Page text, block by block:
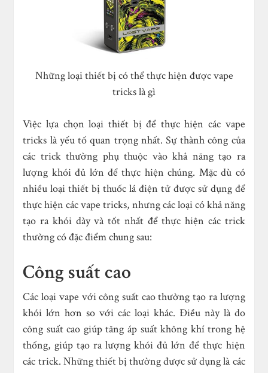
Những loại thiết bị có thể thực hiện được vape
tricks là gì
Việc lựa chọn loại thiết bị để thực hiện các vape
tricks là yếu tố quan trọng nhất. Sự thành công của
các trick thường phụ thuộc vào khả năng tạo ra
lượng khói đủ lớn để thực hiện chúng. Mặc dù có
nhiều loại thiết bị thuốc lá điện tử được sử dụng để
thực hiện các vape tricks, nhưng các loại có khả năng
tạo ra khói dày và tốt nhất để thực hiện các trick
thường có đặc điểm chung sau:
Công suất cao
Các loại vape với công suất cao thường tạo ra lượng
khói lớn hơn so với các loại khác. Điều này là do
công suất cao giúp tăng áp suất không khí trong hệ
thống, giúp tạo ra lượng khói đủ lớn để thực hiện
các trick. Những thiết bị thường được sử dụng là các